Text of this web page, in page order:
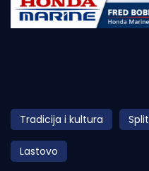
Obala
Otoci
Turizam i nautika
Tradicija i kultura
Lastovo